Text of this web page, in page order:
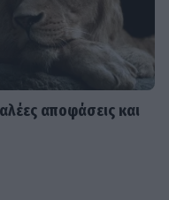
αποφάσεις και